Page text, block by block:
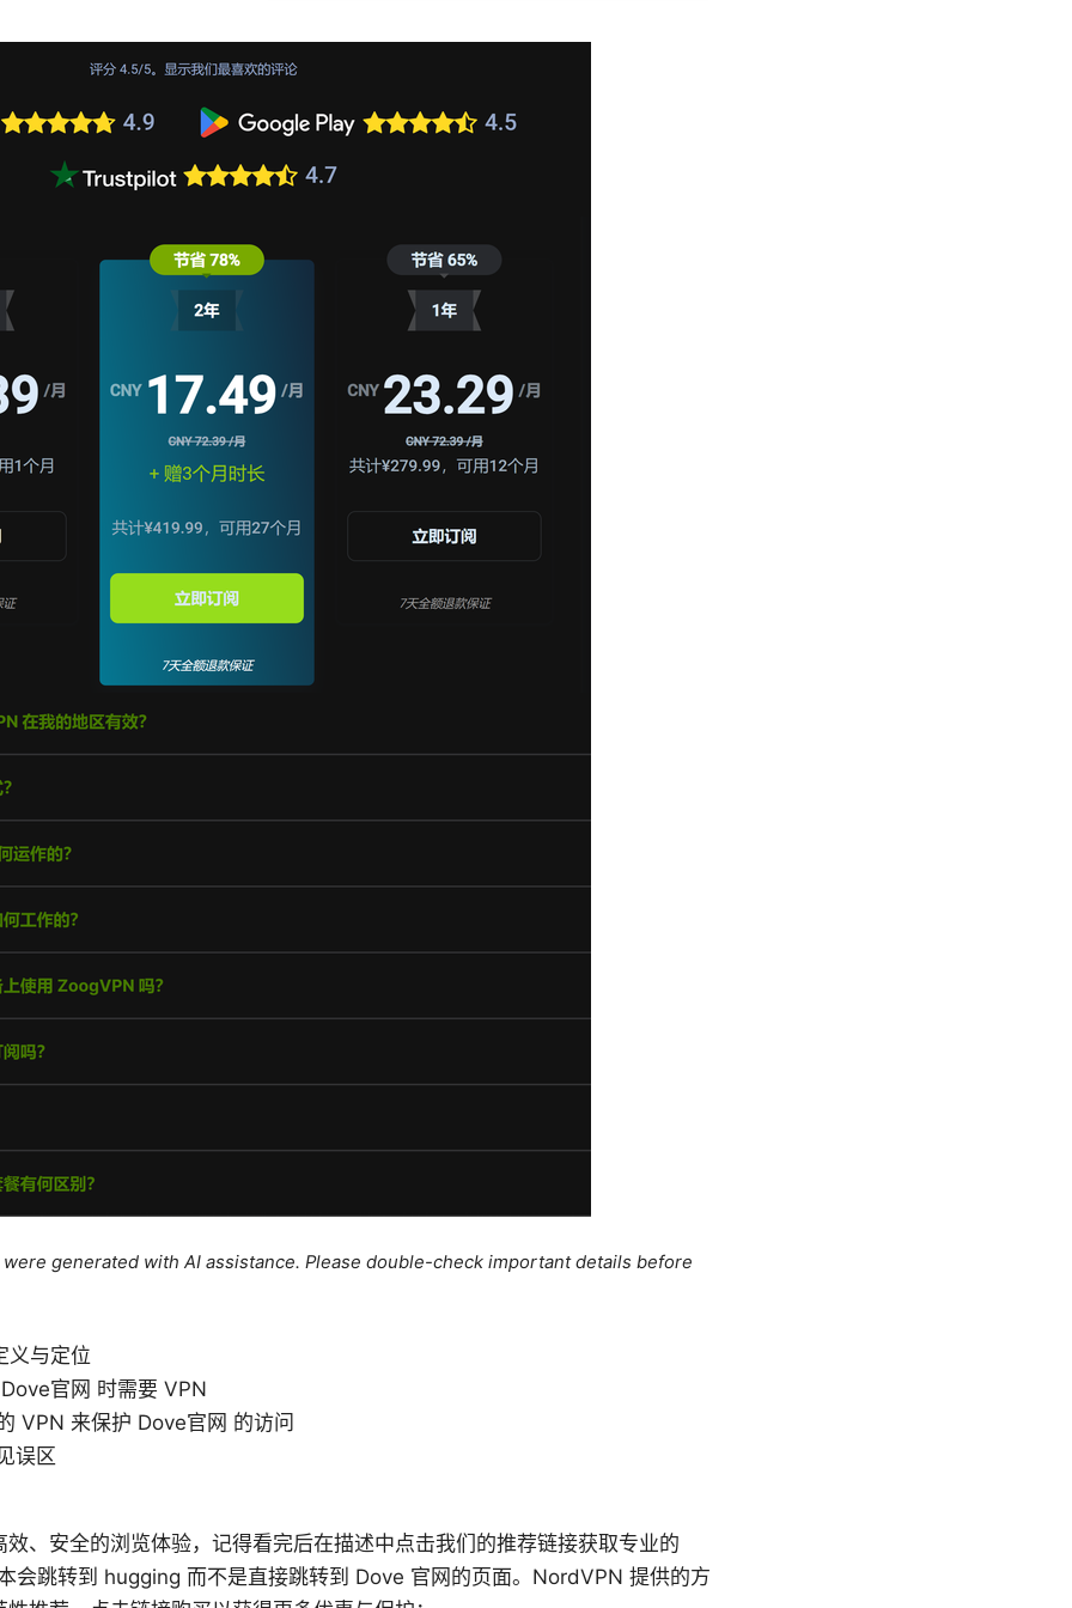
generated with AI assistance. Please double-check important details before
义与定位
官网 时需要 VPN
VPN 来保护 Dove官网 的访问
误区
、安全的浏览体验，记得看完后在描述中点击我们的推荐链接获取专业的
会跳转到 hugging 而不是直接跳转到 Dove 官网的页面。NordVPN 提供的方